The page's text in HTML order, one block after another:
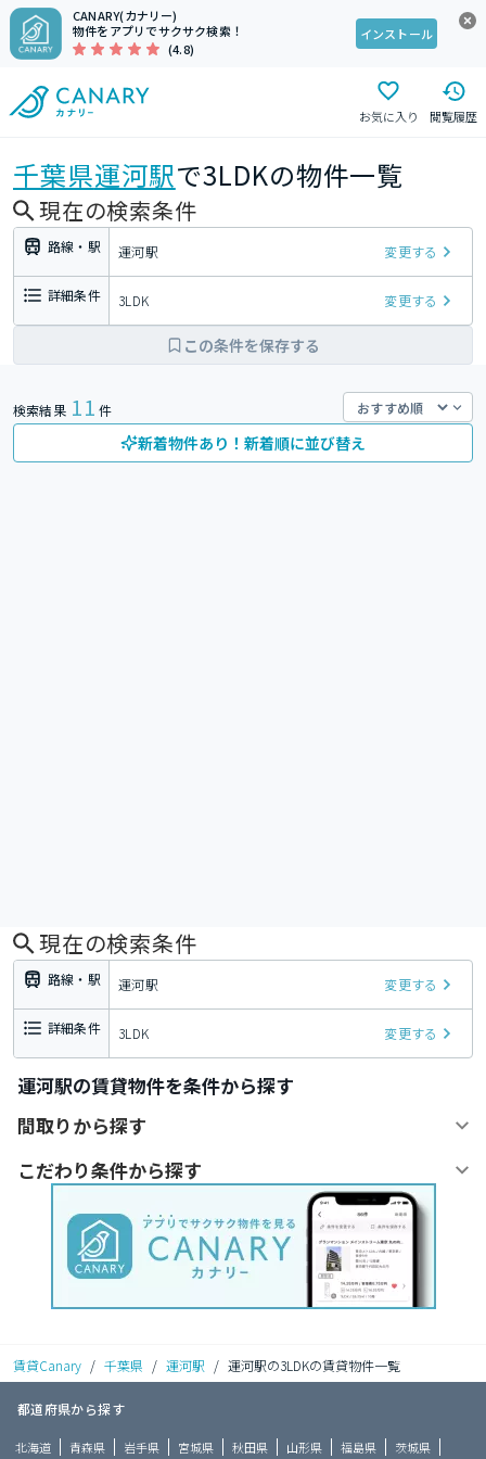
CANARY(カナリー)
物件をアプリでサクサク検索！
(4.8)
インストール
お気に入り 閲覧履歴
千葉県運河駅で3LDKの物件一覧
現在の検索条件
路線・駅 運河駅 変更する
詳細条件 3LDK 変更する
この条件を保存する
検索結果 11 件
新着物件あり！新着順に並び替え
現在の検索条件
路線・駅 運河駅 変更する
詳細条件 3LDK 変更する
運河駅の賃貸物件を条件から探す
間取りから探す
こだわり条件から探す
賃貸Canary / 千葉県 / 運河駅 / 運河駅の3LDKの賃貸物件一覧
都道府県から探す
北海道 青森県 岩手県 宮城県 秋田県 山形県 福島県 茨城県